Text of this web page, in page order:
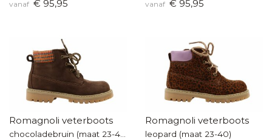
vanaf € 95,95 vanaf € 95,95
Romagnoli veterboots Romagnoli veterboots
leopard (maat 23-40)